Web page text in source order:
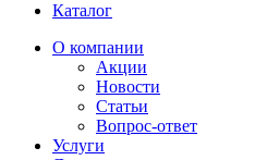
Каталог
О компании
Акции
Новости
Статьи
Вопрос-ответ
Услуги